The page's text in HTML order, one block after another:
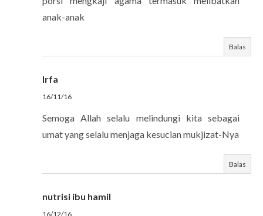
anak-anak
Balas
Irfa
16/11/16
Semoga Allah selalu melindungi kita sebagai
umat yang selalu menjaga kesucian mukjizat-Nya
Balas
nutrisi ibu hamil
16/12/16